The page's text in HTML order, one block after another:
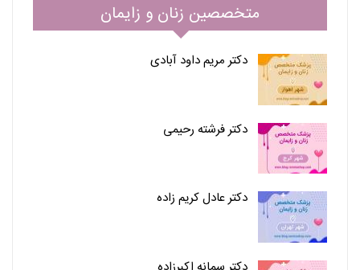
متخصصین زنان و زایمان
دکتر مریم داود آبادی
دکتر فرشته رحیمی
دکتر عادل کریم زاده